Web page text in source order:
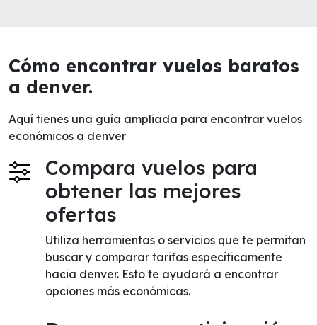
Cómo encontrar vuelos baratos
a denver.
Aquí tienes una guía ampliada para encontrar vuelos
económicos a denver
Compara vuelos para
obtener las mejores
ofertas
Utiliza herramientas o servicios que te permitan
buscar y comparar tarifas específicamente
hacia denver. Esto te ayudará a encontrar
opciones más económicas.